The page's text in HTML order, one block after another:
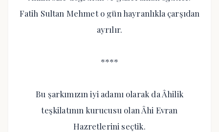
Fatih Sultan Mehmet o gün hayranlıkla çarşıdan
ayrılır.
****
Bu şarkımızın iyi adamı olarak da Âhilik
teşkilatının kurucusu olan Âhi Evran
Hazretlerini seçtik.